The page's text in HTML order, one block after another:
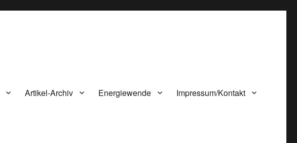
Artikel-Archiv Energiewende Impressum/Kontakt